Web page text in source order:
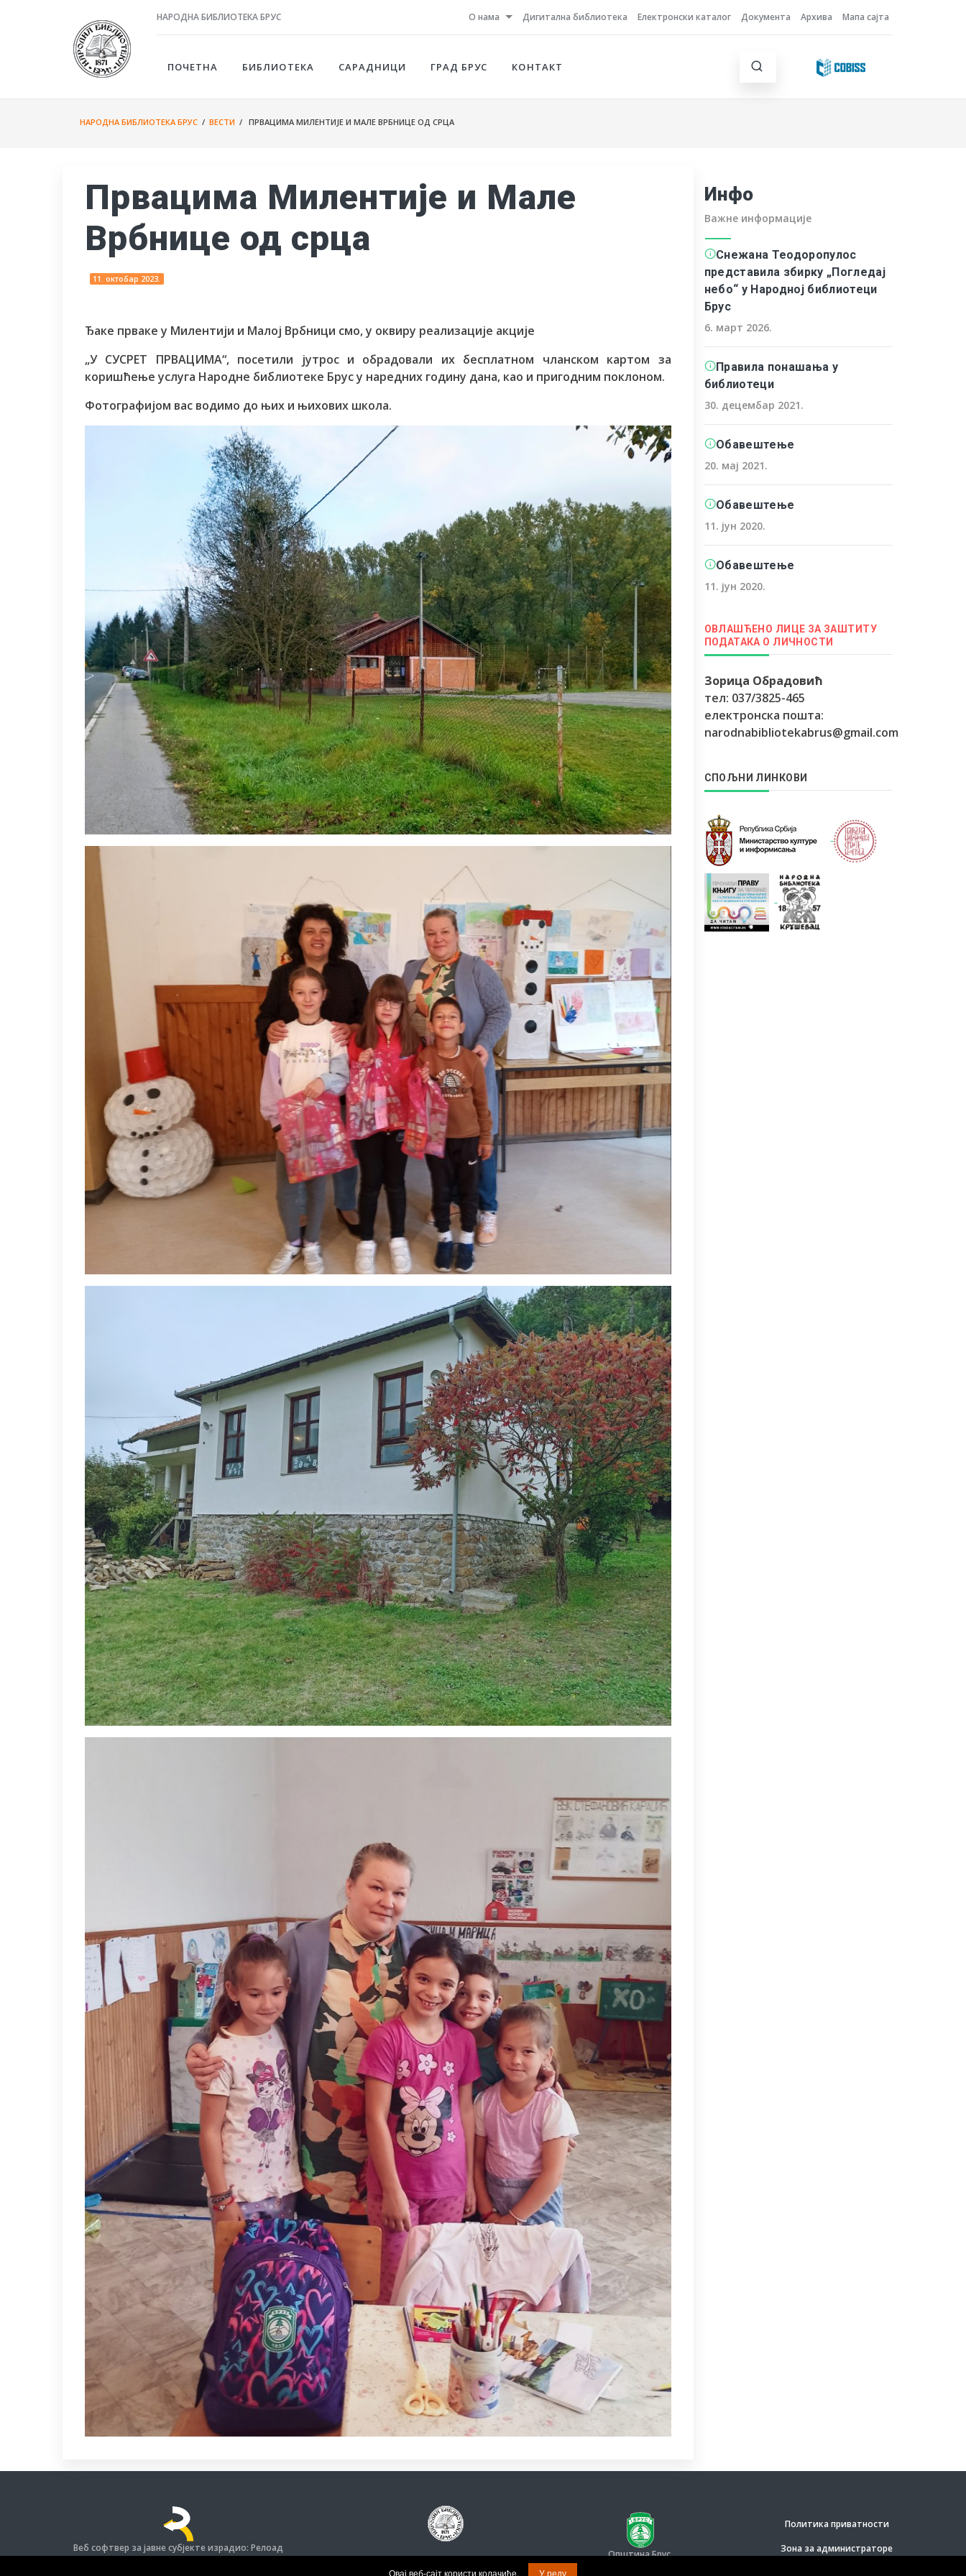
НАРОДНА БИБЛИОТЕКА БРУС О нама Дигитална библиотека Електронски каталог Документа Архива Мапа сајта
ПОЧЕТНА БИБЛИОТЕКА САРАДНИЦИ ГРАД БРУС КОНТАКТ
НАРОДНА БИБЛИОТЕКА БРУС / ВЕСТИ / ПРВАЦИМА МИЛЕНТИЈЕ И МАЛЕ ВРБНИЦЕ ОД СРЦА
Првацима Милентије и Мале
Врбнице од срца
11. октобар 2023.
Ђаке прваке у Милентији и Малој Врбници смо, у оквиру реализације акције
„У СУСРЕТ ПРВАЦИМА“, посетили јутрос и обрадовали их бесплатном чланском картом за
коришћење услуга Народне библиотеке Брус у наредних годину дана, као и пригодним поклоном.
Фотографијом вас водимо до њих и њихових школа.
Инфо
Важне информације
Снежана Теодоропулос
представила збирку „Погледај
небо“ у Народној библиотеци
Брус
6. март 2026.
Правила понашања у
библиотеци
30. децембар 2021.
Обавештење
20. мај 2021.
Обавештење
11. јун 2020.
Обавештење
11. јун 2020.
ОВЛАШЋЕНО ЛИЦЕ ЗА ЗАШТИТУ
ПОДАТАКА О ЛИЧНОСТИ
Зорица Обрадовић
тел: 037/3825-465
електронска пошта:
narodnabibliotekabrus@gmail.com
СПОЉНИ ЛИНКОВИ
Политика приватности
Зона за администраторе
Општина Брус.
Веб софтвер за јавне субјекте израдио: Релоад
Овај веб-сајт користи колачиће.
У реду